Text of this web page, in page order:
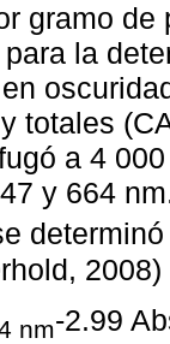
gramo de
la
totales
a 4
y 664
nm-2.99